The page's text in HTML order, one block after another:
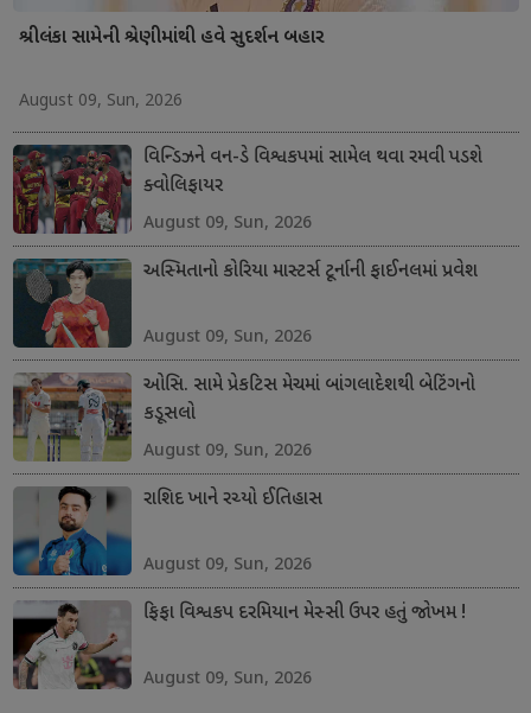
શ્રીલંકા સામેની શ્રેણીમાંથી હવે સુદર્શન બહાર
August 09, Sun, 2026
વિન્ડિઝને વન-ડે વિશ્વકપમાં સામેલ થવા રમવી પડશે
ક્વોલિફાયર
August 09, Sun, 2026
અસ્મિતાનો કોરિયા માસ્ટર્સ ટૂર્નાની ફાઈનલમાં પ્રવેશ
August 09, Sun, 2026
ઓસિ. સામે પ્રેકટિસ મેચમાં બાંગલાદેશથી બેટિંગનો
કડૂસલો
August 09, Sun, 2026
રાશિદ ખાને રચ્યો ઈતિહાસ
August 09, Sun, 2026
ફિફા વિશ્વકપ દરમિયાન મેસ્સી ઉપર હતું જોખમ !
August 09, Sun, 2026